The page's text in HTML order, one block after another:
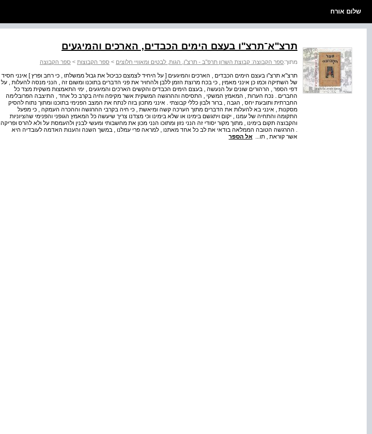
שלום אורח
תרצ"א־תרצ"ו בעצם הימים הכבדים, הארכים והמיגעים
מתוך:ספר הקבוצה: קבוצת השרון תרפ"ב - תרצ"ו, הגות, לבטים ומאוויי חלוצים > ספר הקבוצות > ספר הקבוצה
תרצ"א תרצ"ו בעצם הימים הכבדים , הארכים והמיגעים [ על היחיד לצמצם כביכול את גבול ממשלתו , כי רחב ופרץ ] אינני חסיד
של השתיקה וכמו כן אינני מאמין , כי בכח מרוצת הזמן ללבן ולהחויר את פני הדברים בתוכנו ומשום זה , הנני מנסה להעלות , על
דפי הספר , הרהורים שונים על הנעשה , בעצם הימים הכבדים והקשים הארכים והמיגעים , ימי התאמצות משקית מצד כל
החברים . נכח הערות , המאמץ המשקי , התסיסה וההרגשה המשקית אשר מקיפה וחיה בקרב כל אחד , התיצבה הפרובלימה
החברתית ותובעת יחס , הגבה , ברור ולבון כללי קבוצתי . אינני מתכון בזה לנתח את המצב הפנימי בתוכנו ומתוך נתוח להסיק
מסקנות , אינני בא להעלות את הדברים מתוך הערכה קשה ומיאשת , כי חיה בקרבי ההרגשה וההכרה העמקה , כי מפעל
התקומה והתחיה של עמנו , יקום ויתגשם בימינו או שלא בימינו וכי מצדנו צריך שיעשה כל המאמץ הגופני והפנימי שהציוניות
והקבוצה תקום בימינו , מתוך מקור יסודי זה הנני נזון ומתוכו הנני מכון את מחשבותי ומעשי לבנין ולהעמסת על ולא להרס ופריקה
. ההרגשה הטובה הממלאה בודאי את לב כל אחד מאתנו , למראה פרי עמלנו , במשך השנה והענות האדמה לעובדיה היא
אשר קוראת , תו... אל הספר